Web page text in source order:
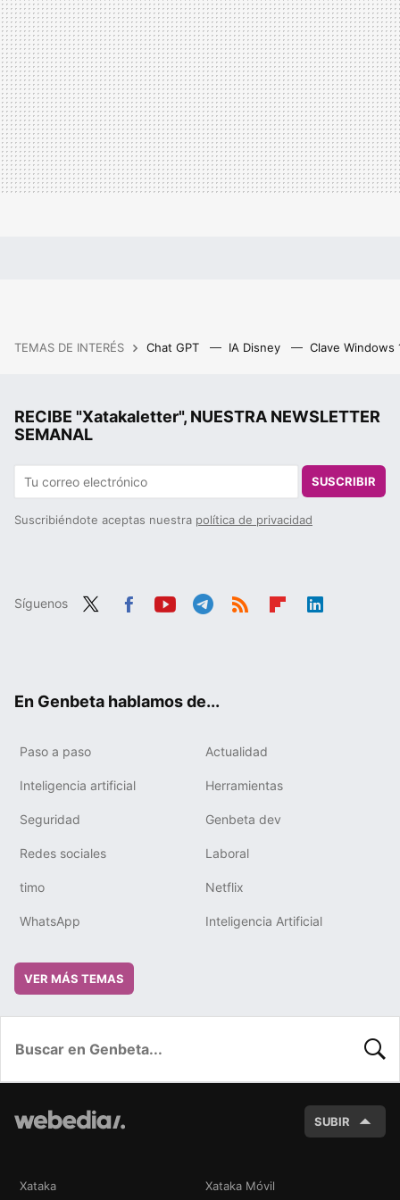
TEMAS DE INTERÉS Chat GPT IA Disney Clave Windows
RECIBE "Xatakaletter", NUESTRA NEWSLETTER
SEMANAL
SUSCRIBIR
Suscribiéndote aceptas nuestra política de privacidad
Síguenos
En Genbeta hablamos de...
Paso a paso Actualidad
Inteligencia artificial Herramientas
Seguridad Genbeta dev
Redes sociales Laboral
timo Netflix
WhatsApp Inteligencia Artificial
VER MÁS TEMAS
SUBIR
Xataka Xataka Móvil